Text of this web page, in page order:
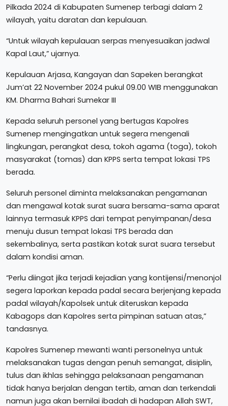
Pilkada 2024 di Kabupaten Sumenep terbagi dalam 2
wilayah, yaitu daratan dan kepulauan.
“Untuk wilayah kepulauan serpas menyesuaikan jadwal
Kapal Laut,” ujarnya.
Kepulauan Arjasa, Kangayan dan Sapeken berangkat
Jum’at 22 November 2024 pukul 09.00 WIB menggunakan
KM. Dharma Bahari Sumekar III
Kepada seluruh personel yang bertugas Kapolres
Sumenep mengingatkan untuk segera mengenali
lingkungan, perangkat desa, tokoh agama (toga), tokoh
masyarakat (tomas) dan KPPS serta tempat lokasi TPS
berada.
Seluruh personel diminta melaksanakan pengamanan
dan mengawal kotak surat suara bersama-sama aparat
lainnya termasuk KPPS dari tempat penyimpanan/desa
menuju dusun tempat lokasi TPS berada dan
sekembalinya, serta pastikan kotak surat suara tersebut
dalam kondisi aman.
“Perlu diingat jika terjadi kejadian yang kontijensi/menonjol
segera laporkan kepada padal secara berjenjang kepada
padal wilayah/Kapolsek untuk diteruskan kepada
Kabagops dan Kapolres serta pimpinan satuan atas,”
tandasnya.
Kapolres Sumenep mewanti wanti personelnya untuk
melaksanakan tugas dengan penuh semangat, disiplin,
tulus dan ikhlas sehingga pelaksanaan pengamanan
tidak hanya berjalan dengan tertib, aman dan terkendali
namun juga akan bernilai ibadah di hadapan Allah SWT,